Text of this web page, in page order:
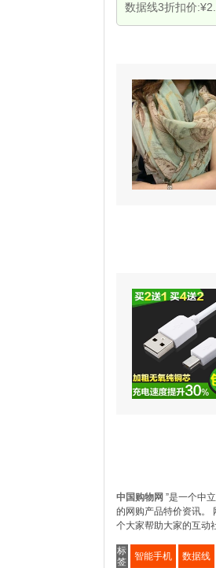
数据线3折扣价
中国购物网 ”是一个中
的网购产品特价资讯。
个大家帮助大家的互动
标
签
智能手机 数据线